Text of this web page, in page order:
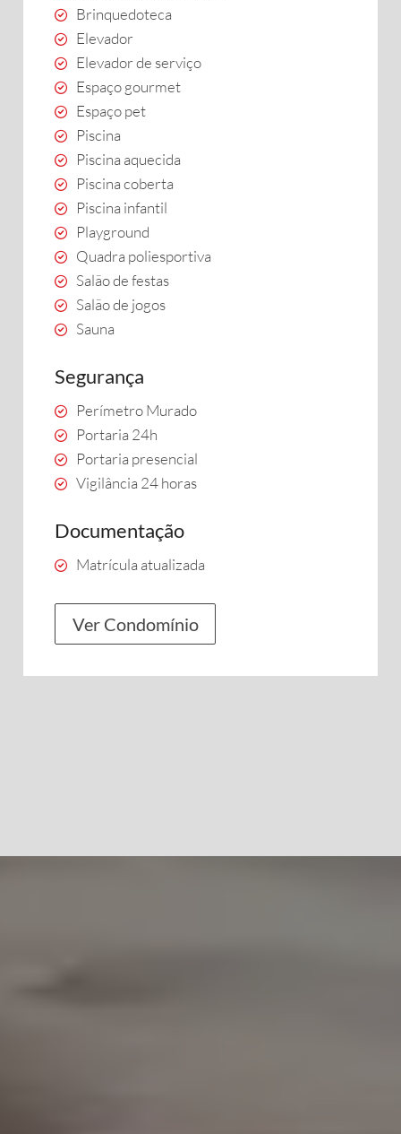
Brinquedoteca
Elevador
Elevador de serviço
Espaço gourmet
Espaço pet
Piscina
Piscina aquecida
Piscina coberta
Piscina infantil
Playground
Quadra poliesportiva
Salão de festas
Salão de jogos
Sauna
Segurança
Perímetro Murado
Portaria 24h
Portaria presencial
Vigilância 24 horas
Documentação
Matrícula atualizada
Ver Condomínio